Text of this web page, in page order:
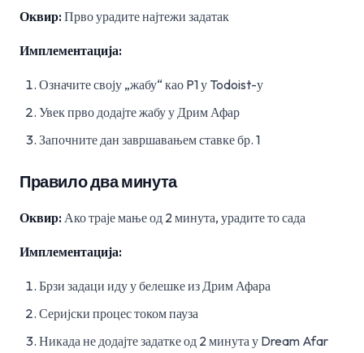
Оквир:Прво урадите најтежи задатак
Имплементација:
Означите своју „жабу“ као P1 у Todoist-у
Увек прво додајте жабу у Дрим Афар
Започните дан завршавањем ставке бр. 1
Правило два минута
Оквир:Ако траје мање од 2 минута, урадите то сада
Имплементација:
Брзи задаци иду у белешке из Дрим Афара
Серијски процес током пауза
Никада не додајте задатке од 2 минута у Dream Afar